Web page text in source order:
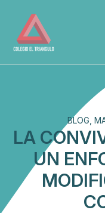
BLOG,
LA
UN